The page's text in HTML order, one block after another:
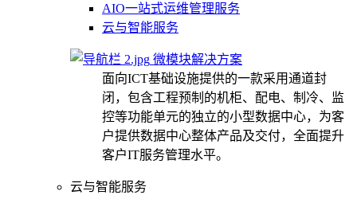
AIO一站式运维管理服务
云与智能服务
微模块解决方案
面向ICT基础设施提供的一款采用通道封
闭，包含工程预制的机柜、配电、制冷、监
控等功能单元的独立的小型数据中心，为客
户提供数据中心整体产品及交付，全面提升
客户IT服务管理水平。
云与智能服务